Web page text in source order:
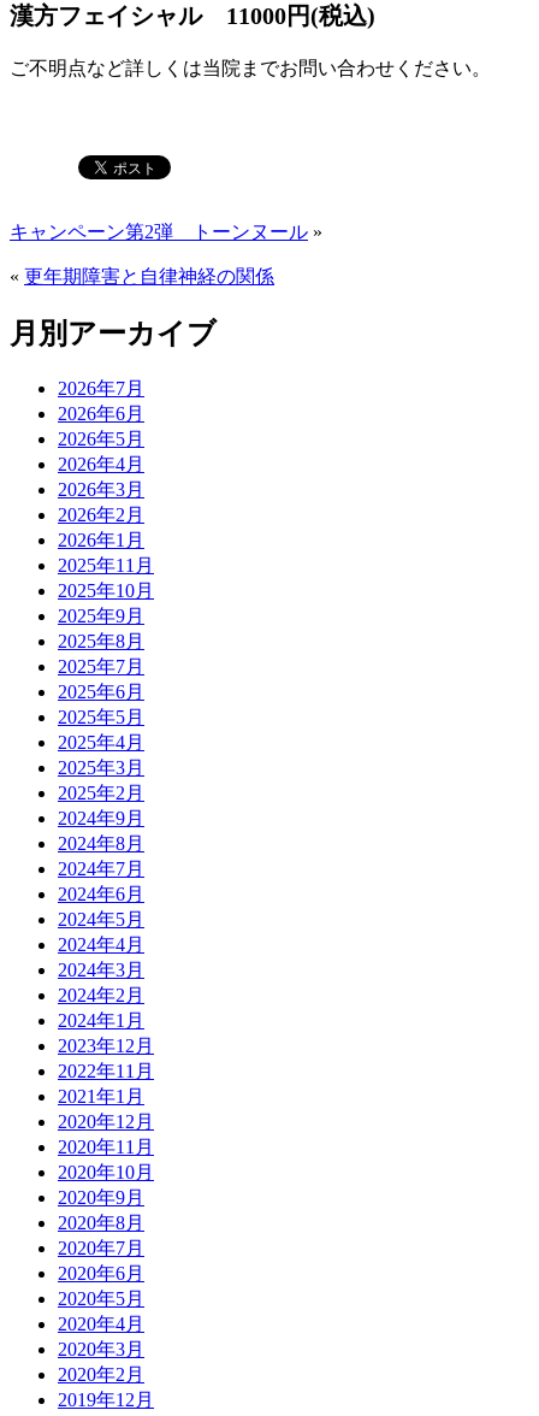
漢方フェイシャル 11000円(税込)
ご不明点など詳しくは当院までお問い合わせください。
キャンペーン第2弾 トーンヌール »
« 更年期障害と自律神経の関係
月別アーカイブ
2026年7月
2026年6月
2026年5月
2026年4月
2026年3月
2026年2月
2026年1月
2025年11月
2025年10月
2025年9月
2025年8月
2025年7月
2025年6月
2025年5月
2025年4月
2025年3月
2025年2月
2024年9月
2024年8月
2024年7月
2024年6月
2024年5月
2024年4月
2024年3月
2024年2月
2024年1月
2023年12月
2022年11月
2021年1月
2020年12月
2020年11月
2020年10月
2020年9月
2020年8月
2020年7月
2020年6月
2020年5月
2020年4月
2020年3月
2020年2月
2019年12月